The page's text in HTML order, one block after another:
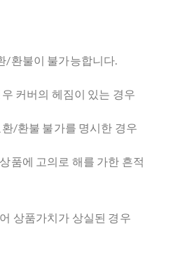
/환불이 불가능합니다.
커버의 헤짐이 있는 경우
/환불 불가를 명시한 경우
품에 고의로 해를 가한 흔적
상품가치가 상실된 경우